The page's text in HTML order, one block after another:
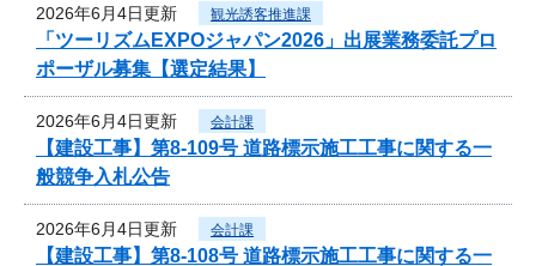
2026年6月4日更新 観光誘客推進課
「ツーリズムEXPOジャパン2026」出展業務委託プロ
ポーザル募集【選定結果】
2026年6月4日更新 会計課
【建設工事】第8-109号 道路標示施工工事に関する一
般競争入札公告
2026年6月4日更新 会計課
【建設工事】第8-108号 道路標示施工工事に関する一